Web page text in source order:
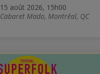
15 août 2026, 15h00
Cabaret Mado, Montréal, QC